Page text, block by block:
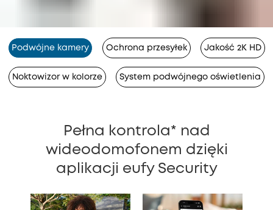
Podwójne kamery Ochrona przesyłek Jakość 2K HD
Noktowizor w kolorze System podwójnego oświetlenia
Pełna kontrola* nad
wideodomofonem dzięki
aplikacji eufy Security